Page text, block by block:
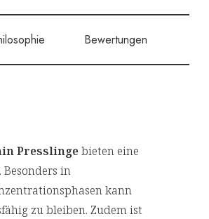
Bewertungen
Presslingebieten eine
in
kann
zu bleiben. Zudem ist